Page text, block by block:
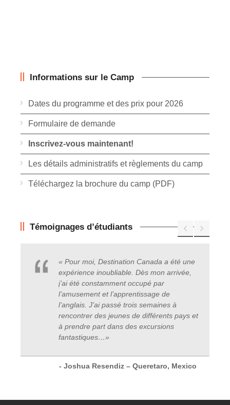
Informations sur le Camp
Dates du programme et des prix pour 2026
Formulaire de demande
Inscrivez-vous maintenant!
Les détails administratifs et règlements du camp
Téléchargez la brochure du camp (PDF)
Témoignages d’étudiants
« Pour moi, Destination Canada a été une
expérience inoubliable. Dès mon arrivée,
j’ai été constamment occupé par
l’amusement et l’apprentissage de
l’anglais. J’ai passé trois semaines à
rencontrer des jeunes de différents pays et
à prendre part dans des excursions
fantastiques…»
- Joshua Resendiz – Queretaro, Mexico